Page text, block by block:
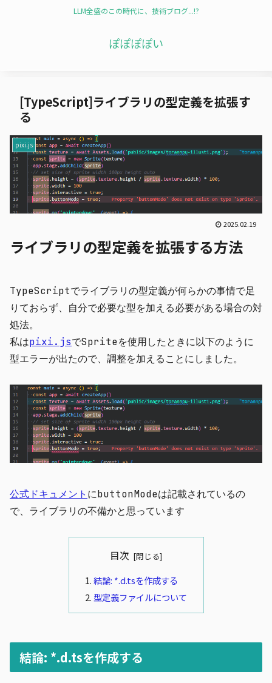
LLM全盛のこの時代に、技術ブログ...!?
ぽぽぽぽい
[TypeScript]ライブラリの型定義を拡張す
る
pixi.js
2025.02.19
ライブラリの型定義を拡張する方法
TypeScriptでライブラリの型定義が何らかの事情で足
りておらず、自分で必要な型を加える必要がある場合の対
処法。
私はpixi.jsでSpriteを使用したときに以下のように
型エラーが出たので、調整を加えることにしました。
公式ドキュメント にbuttonModeは記載されているの
で、ライブラリの不備かと思っています
目次
結論: *.d.tsを作成する
型定義ファイルについて
結論: *.d.tsを作成する